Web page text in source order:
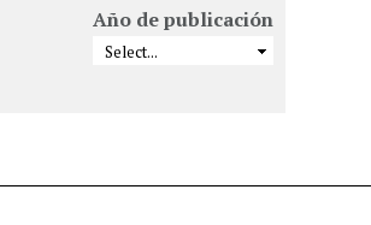
Año de publicación